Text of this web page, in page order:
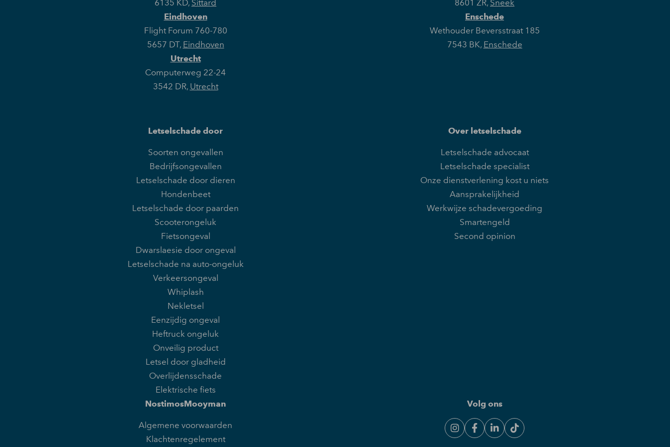
6135 KD, Sittard
8601 ZR, Sneek
Eindhoven
Flight Forum 760-780
5657 DT, Eindhoven
Enschede
Wethouder Beversstraat 185
7543 BK, Enschede
Utrecht
Computerweg 22-24
3542 DR, Utrecht
Letselschade door
Soorten ongevallen
Bedrijfsongevallen
Letselschade door dieren
Hondenbeet
Letselschade door paarden
Scooterongeluk
Fietsongeval
Dwarslaesie door ongeval
Letselschade na auto-ongeluk
Verkeersongeval
Whiplash
Nekletsel
Eenzijdig ongeval
Heftruck ongeluk
Onveilig product
Letsel door gladheid
Overlijdensschade
Elektrische fiets
Over letselschade
Letselschade advocaat
Letselschade specialist
Onze dienstverlening kost u niets
Aansprakelijkheid
Werkwijze schadevergoeding
Smartengeld
Second opinion
NostimosMooyman
Algemene voorwaarden
Klachtenregelement
Volg ons